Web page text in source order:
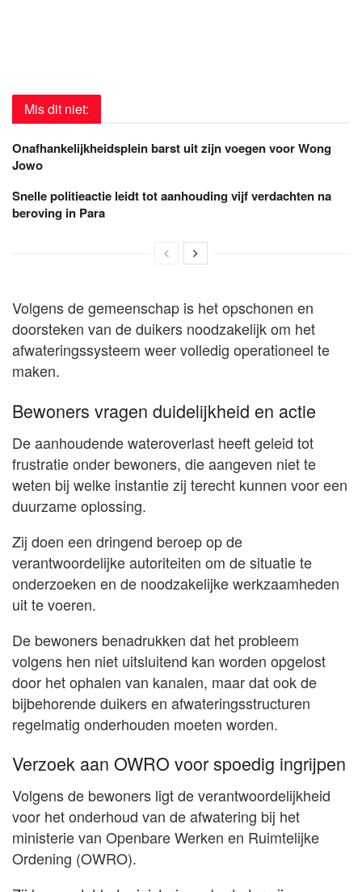
Mis dit niet:
Onafhankelijkheidsplein barst uit zijn voegen voor Wong
Jowo
Snelle politieactie leidt tot aanhouding vijf verdachten na
beroving in Para
Volgens de gemeenschap is het opschonen en
doorsteken van de duikers noodzakelijk om het
afwateringssysteem weer volledig operationeel te
maken.
Bewoners vragen duidelijkheid en actie
De aanhoudende wateroverlast heeft geleid tot
frustratie onder bewoners, die aangeven niet te
weten bij welke instantie zij terecht kunnen voor een
duurzame oplossing.
Zij doen een dringend beroep op de
verantwoordelijke autoriteiten om de situatie te
onderzoeken en de noodzakelijke werkzaamheden
uit te voeren.
De bewoners benadrukken dat het probleem
volgens hen niet uitsluitend kan worden opgelost
door het ophalen van kanalen, maar dat ook de
bijbehorende duikers en afwateringsstructuren
regelmatig onderhouden moeten worden.
Verzoek aan OWRO voor spoedig ingrijpen
Volgens de bewoners ligt de verantwoordelijkheid
voor het onderhoud van de afwatering bij het
ministerie van Openbare Werken en Ruimtelijke
Ordening (OWRO).